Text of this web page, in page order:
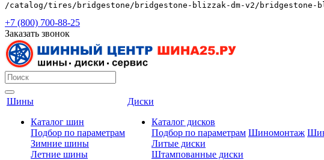
/catalog/tires/bridgestone/bridgestone-blizzak-dm-v2/bridgestone-
+7 (800) 700-88-25
Заказать звонок
Шины
Каталог шин
Подбор по параметрам
Зимние шины
Летние шины
Диски
Каталог дисков
Подбор по параметрам
Литые диски
Штампованные диски
Шиномонтаж